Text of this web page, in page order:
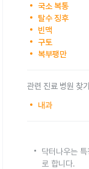
국소 복통
탈수 징후
빈맥
구토
복부팽만
관련 진료 병원 찾
내과
닥터나우는
로 합니다.